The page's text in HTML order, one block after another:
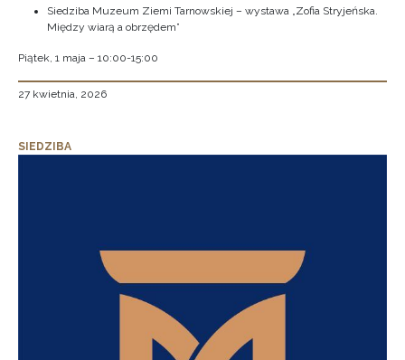
Siedziba Muzeum Ziemi Tarnowskiej – wystawa „Zofia Stryjeńska.
Między wiarą a obrzędem”
Piątek, 1 maja – 10:00-15:00
27 kwietnia, 2026
SIEDZIBA